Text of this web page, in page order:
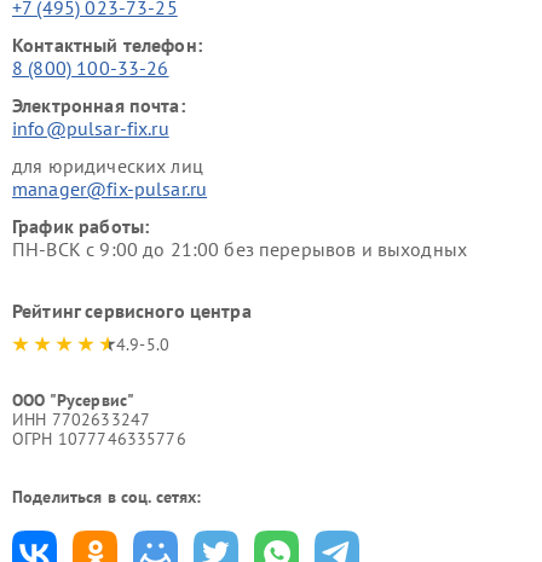
+7 (495) 023-73-25
Контактный телефон:
8 (800) 100-33-26
Электронная почта:
info@pulsar-fix.ru
для юридических лиц
manager@fix-pulsar.ru
График работы:
ПН-ВСК с 9:00 до 21:00 без перерывов и выходных
Рейтинг сервисного центра
4.9-5.0
ООО "Русервис"
ИНН 7702633247
ОГРН 1077746335776
Поделиться в соц. сетях: